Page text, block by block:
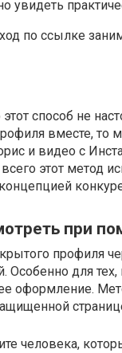
увидеть
по ссылке
этот способ не
вместе, то
и видео с
этот метод
при
профиля
Особенно для тех,
оформление.
человека,